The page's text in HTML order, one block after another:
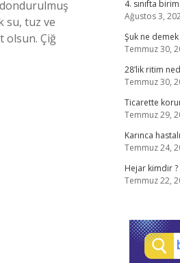
su, tuz ve
olsun. Çiğ
4. sınıfta
Ağustos 3,
Şuk ne demek
Temmuz 30,
28’lik ritim
Temmuz 30,
Ticarette
Temmuz 29,
Karınca
Temmuz 24,
Hejar kimdir ?
Temmuz 22,